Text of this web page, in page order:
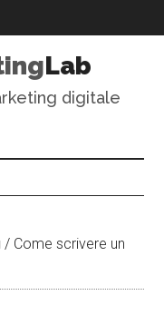
Lab
digitale
/ Come scrivere un